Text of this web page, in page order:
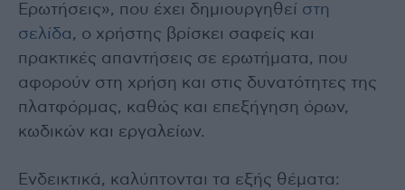
Ερωτήσεις», που έχει δημιουργηθεί στη
σελίδα, ο χρήστης βρίσκει σαφείς και
πρακτικές απαντήσεις σε ερωτήματα, που
αφορούν στη χρήση και στις δυνατότητες της
πλατφόρμας, καθώς και επεξήγηση όρων,
κωδικών και εργαλείων.
Ενδεικτικά, καλύπτονται τα εξής θέματα: